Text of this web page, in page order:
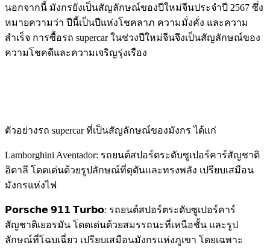
นอกจากนี้ มังกรยังเป็นสัญลักษณ์ของปีใหม่จีนประจำปี 2567 ซึ่ง
หมายความว่า ปีนี้เป็นปีแห่งโชคลาภ ความมั่งคั่ง และความ
สำเร็จ การซื้อรถ supercar ในช่วงปีใหม่จีนจึงเป็นสัญลักษณ์ของ
ความโชคดีและความเจริญรุ่งเรือง
ตัวอย่างรถ supercar ที่เป็นสัญลักษณ์ของมังกร ได้แก่
Lamborghini Aventador: รถยนต์สปอร์ตระดับซูเปอร์คาร์สัญชาติ
อิตาลี โดดเด่นด้วยรูปลักษณ์ที่ดุดันและทรงพลัง เปรียบเสมือน
มังกรแห่งไฟ
𝗣𝗼𝗿𝘀𝗰𝗵𝗲 𝟵𝟭𝟭 𝗧𝘂𝗿𝗯𝗼: รถยนต์สปอร์ตระดับซูเปอร์คาร์
สัญชาติเยอรมัน โดดเด่นด้วยสมรรถนะที่เหนือชั้น และรูป
ลักษณ์ที่โฉบเฉี่ยว เปรียบเสมือนมังกรแห่งภูเขา โดยเฉพาะ